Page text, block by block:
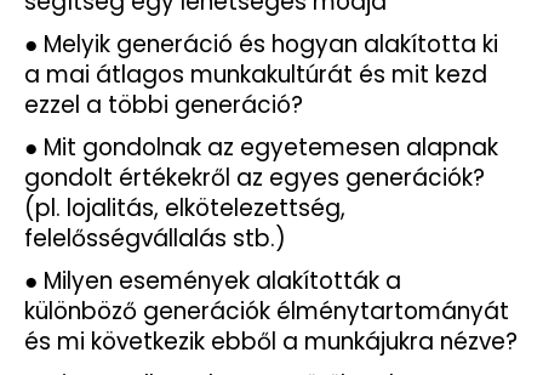
● Melyik generáció és hogyan alakította ki
a mai átlagos munkakultúrát és mit kezd
ezzel a többi generáció?
● Mit gondolnak az egyetemesen alapnak
gondolt értékekről az egyes generációk?
(pl. lojalitás, elkötelezettség,
felelősségvállalás stb.)
● Milyen események alakították a
különböző generációk élménytartományát
és mi következik ebből a munkájukra nézve?